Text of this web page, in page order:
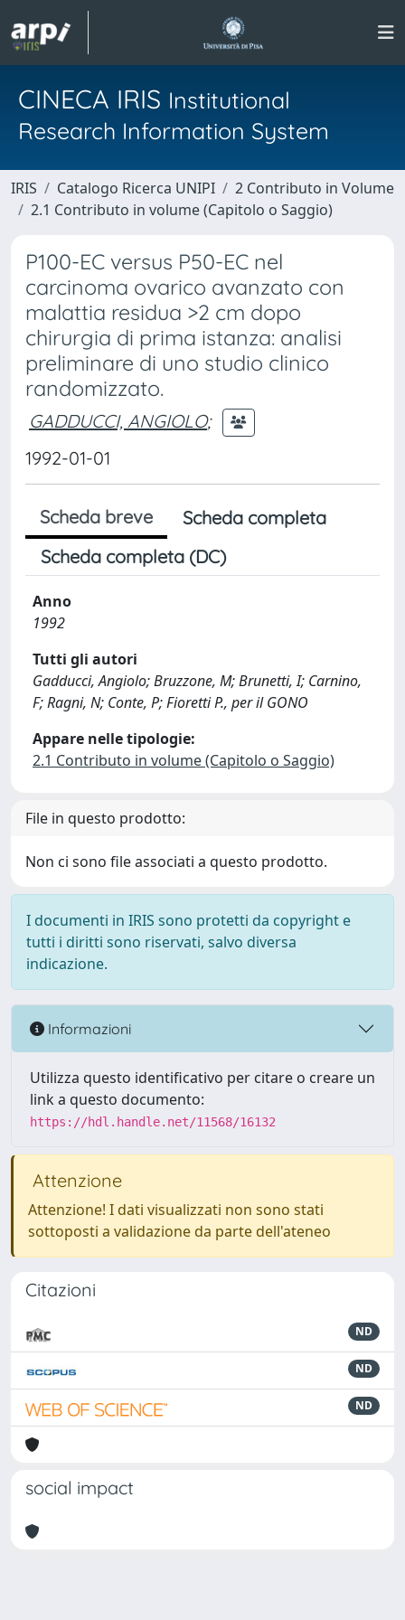
CINECA IRIS Institutional
Research Information System
IRIS Catalogo Ricerca UNIPI
2 Contributo in Volume
2.1 Contributo in volume (Capitolo o Saggio)
P100-EC versus P50-EC nel
carcinoma ovarico avanzato con
malattia residua >2 cm dopo
chirurgia di prima istanza: analisi
preliminare di uno studio clinico
randomizzato.
GADDUCCI, ANGIOLO;
1992-01-01
Scheda breve
Scheda completa
Scheda completa (DC)
Anno
1992
Tutti gli autori
Gadducci, Angiolo; Bruzzone, M; Brunetti, I; Carnino,
F; Ragni, N; Conte, P; Fioretti P., per il GONO
Appare nelle tipologie:
2.1 Contributo in volume (Capitolo o Saggio)
File in questo prodotto:
Non ci sono file associati a questo prodotto.
I documenti in IRIS sono protetti da copyright e
tutti i diritti sono riservati, salvo diversa
indicazione.
Informazioni
Utilizza questo identificativo per citare o creare un
link a questo documento:
https://hdl.handle.net/11568/16132
Attenzione
Attenzione! I dati visualizzati non sono stati
sottoposti a validazione da parte dell'ateneo
Citazioni
ND
ND
ND
social impact